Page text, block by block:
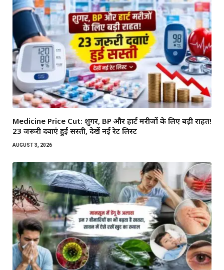
Medicine Price Cut: शुगर, BP और हार्ट मरीजों के लिए बड़ी राहत!
23 जरूरी दवाएं हुईं सस्ती, देखें नई रेट लिस्ट
AUGUST 3, 2026